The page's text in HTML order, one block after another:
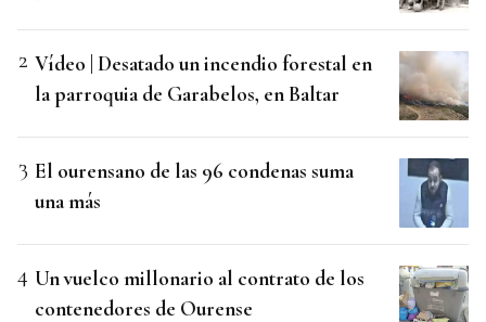
Vídeo | Desatado un incendio forestal en
la parroquia de Garabelos, en Baltar
El ourensano de las 96 condenas suma
una más
Un vuelco millonario al contrato de los
contenedores de Ourense